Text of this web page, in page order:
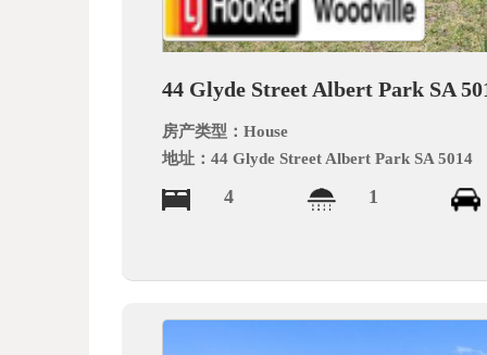
44 Glyde Street Albert Park SA
房产类型：House
地址：44 Glyde Street Albert Park SA 5014
4 1